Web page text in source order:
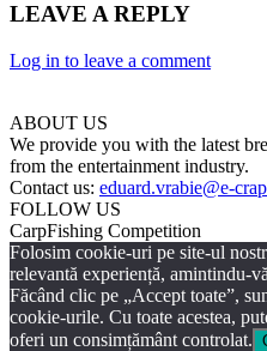
LEAVE A REPLY
Log in to leave a comment
ABOUT US
We provide you with the latest
from the entertainment industry.
Contact us: eduard.vrabie@e-
FOLLOW US
CarpFishing Competition
Folosim cookie-uri pe site-ul
relevantă experiență, amintindu-
Făcând clic pe „Accept toate”,
cookie-urile. Cu toate acestea,
oferi un consimțământ controlat.